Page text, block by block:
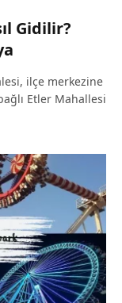
Gidilir?
ilçe merkezine
Etler Mahallesi